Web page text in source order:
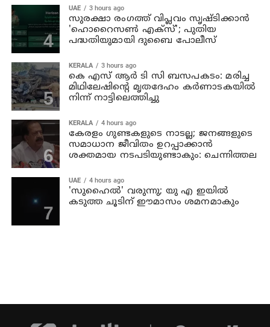
UAE 3 hours ago
സുരക്ഷാ രംഗത്ത് വിപ്ലവം സൃഷ്ടിക്കാന്‍
'ഹൊറൈസണ്‍ എക്‌സ്'; പുതിയ
പദ്ധതിയുമായി ദുബൈ പോലീസ്
KERALA 3 hours ago
കെ എസ് ആര്‍ ടി സി ബസപകടം: മരിച്ച
മിഥിലേഷിന്റെ മൃതദേഹം കര്‍ണാടകയില്‍
നിന്ന് നാട്ടിലെത്തിച്ചു
KERALA 4 hours ago
കേരളം ഗുണ്ടകളുടെ നാടല്ല; ജനങ്ങളുടെ
സമാധാന ജീവിതം ഉറപ്പാക്കാന്‍
ശക്തമായ നടപടിയുണ്ടാകും: ചെന്നിത്തല
UAE 4 hours ago
'സുഹൈല്‍' വരുന്നു; യു എ ഇയില്‍
കടുത്ത ചൂടിന് ഈമാസം ശമനമാകും